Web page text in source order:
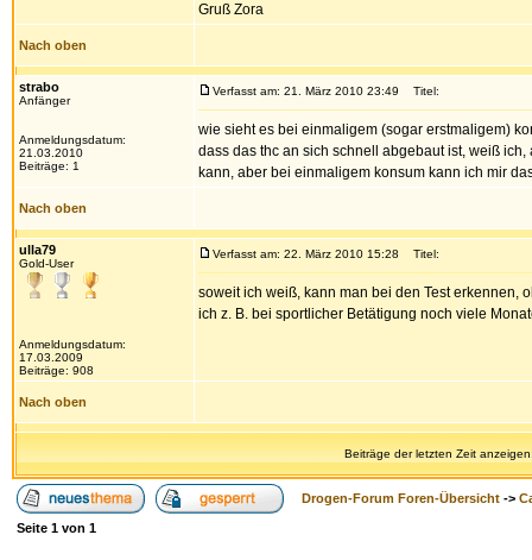
Gruß Zora
Nach oben
strabo
Anfänger
Anmeldungsdatum:
21.03.2010
Beiträge: 1
Verfasst am: 21. März 2010 23:49 Titel:
wie sieht es bei einmaligem (sogar erstmaligem)
dass das thc an sich schnell abgebaut ist, weiß
kann, aber bei einmaligem konsum kann ich mir
Nach oben
ulla79
Gold-User
Anmeldungsdatum:
17.03.2009
Beiträge: 908
Verfasst am: 22. März 2010 15:28 Titel:
soweit ich weiß, kann man bei den Test erkennen,
ich z. B. bei sportlicher Betätigung noch viele
Nach oben
Beiträge der letzten Zeit
Drogen-Forum Foren-Übersicht ->
Seite 1 von 1